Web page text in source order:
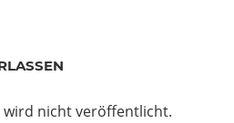
wird nicht veröffentlicht.